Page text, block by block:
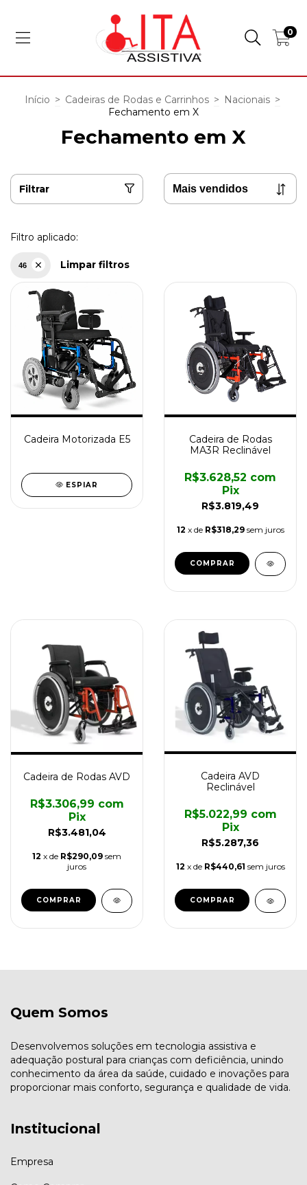
0
Início > Cadeiras de Rodas e Carrinhos > Nacionais >
Fechamento em X
Fechamento em X
Filtrar
Filtro aplicado:
46 Limpar filtros
Cadeira Motorizada E5
ESPIAR
Cadeira de Rodas
MA3R Reclinável
R$3.819,49
R$3.628,52 com
Pix
12 x de R$318,29 sem juros
COMPRAR
Cadeira de Rodas AVD
R$3.481,04
R$3.306,99 com
Pix
12 x de R$290,09 sem
juros
COMPRAR
Cadeira AVD
Reclinável
R$5.287,36
R$5.022,99 com
Pix
12 x de R$440,61 sem juros
COMPRAR
Quem Somos
Desenvolvemos soluções em tecnologia assistiva e
adequação postural para crianças com deficiência, unindo
conhecimento da área da saúde, cuidado e inovações para
proporcionar mais conforto, segurança e qualidade de vida.
Institucional
Empresa